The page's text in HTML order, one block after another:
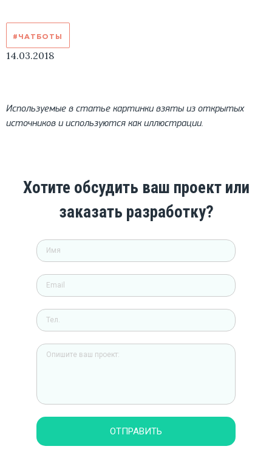
#ЧАТБОТЫ
14.03.2018
Используемые в статье картинки взяты из открытых
источников и используются как иллюстрации.
Хотите обсудить ваш проект или
заказать разработку?
ОТПРАВИТЬ